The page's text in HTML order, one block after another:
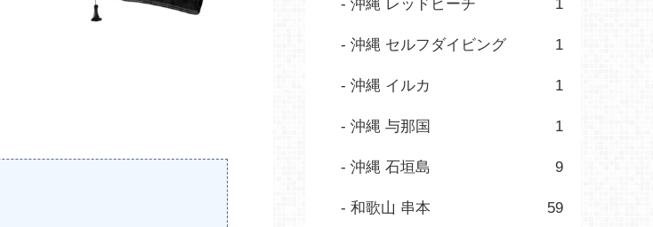
沖縄 レッドビーチ 1
沖縄 セルフダイビング 1
沖縄 イルカ 1
沖縄 与那国 1
沖縄 石垣島 9
和歌山 串本 59